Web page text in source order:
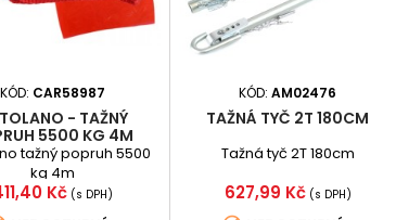
KÓD: CAR58987
- TAŽNÝ
5500 KG 4M
tažný popruh 5500
kg 4m
Kč (s DPH)
KÓD:AM02476
TAŽNÁ TYČ 2T 180CM
Tažná tyč 2T 180cm
Cena
627,99 Kč (s DPH)